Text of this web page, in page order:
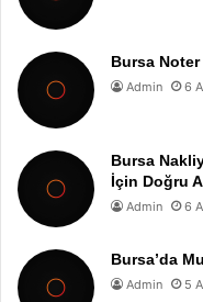
Bursa
Admin 6
Bursa
İçin Doğru
Admin 6
Bursa’da
Admin 5